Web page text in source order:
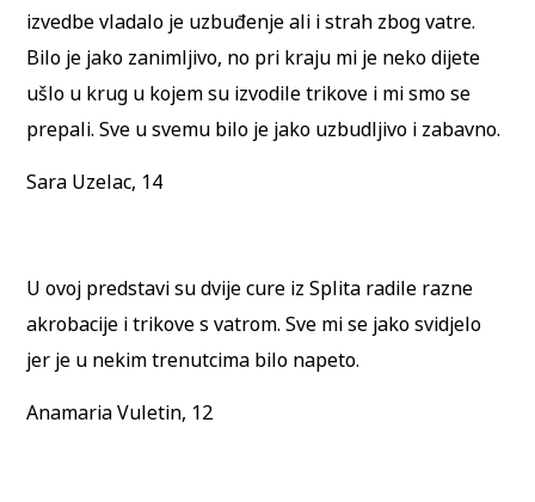
izvedbe vladalo je uzbuđenje ali i strah zbog vatre.
Bilo je jako zanimljivo, no pri kraju mi je neko dijete
ušlo u krug u kojem su izvodile trikove i mi smo se
prepali. Sve u svemu bilo je jako uzbudljivo i zabavno.
Sara Uzelac, 14
U ovoj predstavi su dvije cure iz Splita radile razne
akrobacije i trikove s vatrom. Sve mi se jako svidjelo
jer je u nekim trenutcima bilo napeto.
Anamaria Vuletin, 12